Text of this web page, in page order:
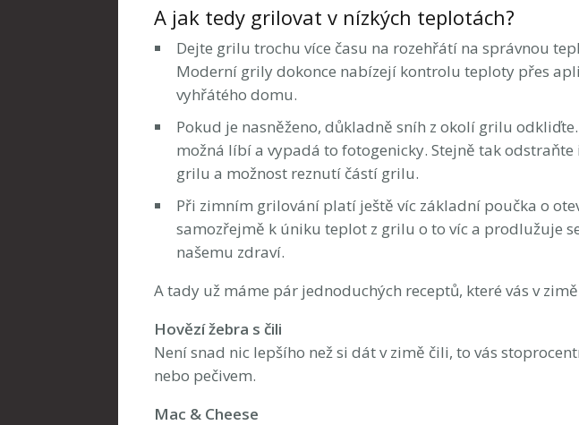
A jak tedy grilovat v nízkých teplotách?
Dejte grilu trochu více času na rozehřátí na správnou
Moderní grily dokonce nabízejí kontrolu teploty přes
vyhřátého domu.
Pokud je nasněženo, důkladně sníh z okolí grilu
možná líbí a vypadá to fotogenicky. Stejně tak
grilu a možnost reznutí částí grilu.
Při zimním grilování platí ještě víc základní poučka o
samozřejmě k úniku teplot z grilu o to víc a prodlužuje
našemu zdraví.
A tady už máme pár jednoduchých receptů, které vás v
Hovězí žebra s čili
Není snad nic lepšího než si dát v zimě čili, to vás
nebo pečivem.
Mac & Cheese